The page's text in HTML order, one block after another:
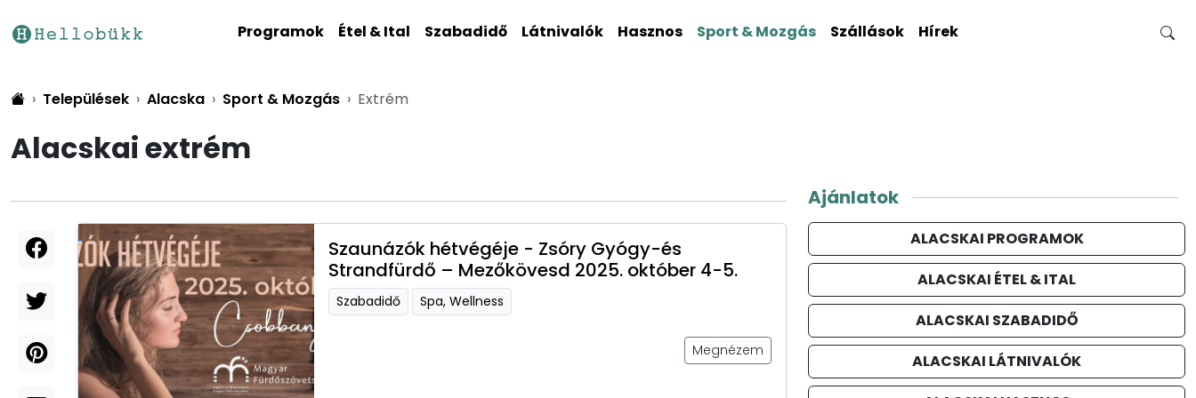
Programok Étel & Ital Szabadidő Látnivalók Hasznos Sport & Mozgás Szállások Hírek
Települések Alacska Sport & Mozgás Extrém
Alacskai extrém
Szaunázók hétvégéje - Zsóry Gyógy-és
Strandfürdő – Mezőkövesd 2025. október 4-5.
Szabadidő Spa, Wellness
Megnézem
Ajánlatok
ALACSKAI PROGRAMOK
ALACSKAI ÉTEL & ITAL
ALACSKAI SZABADIDŐ
ALACSKAI LÁTNIVALÓK